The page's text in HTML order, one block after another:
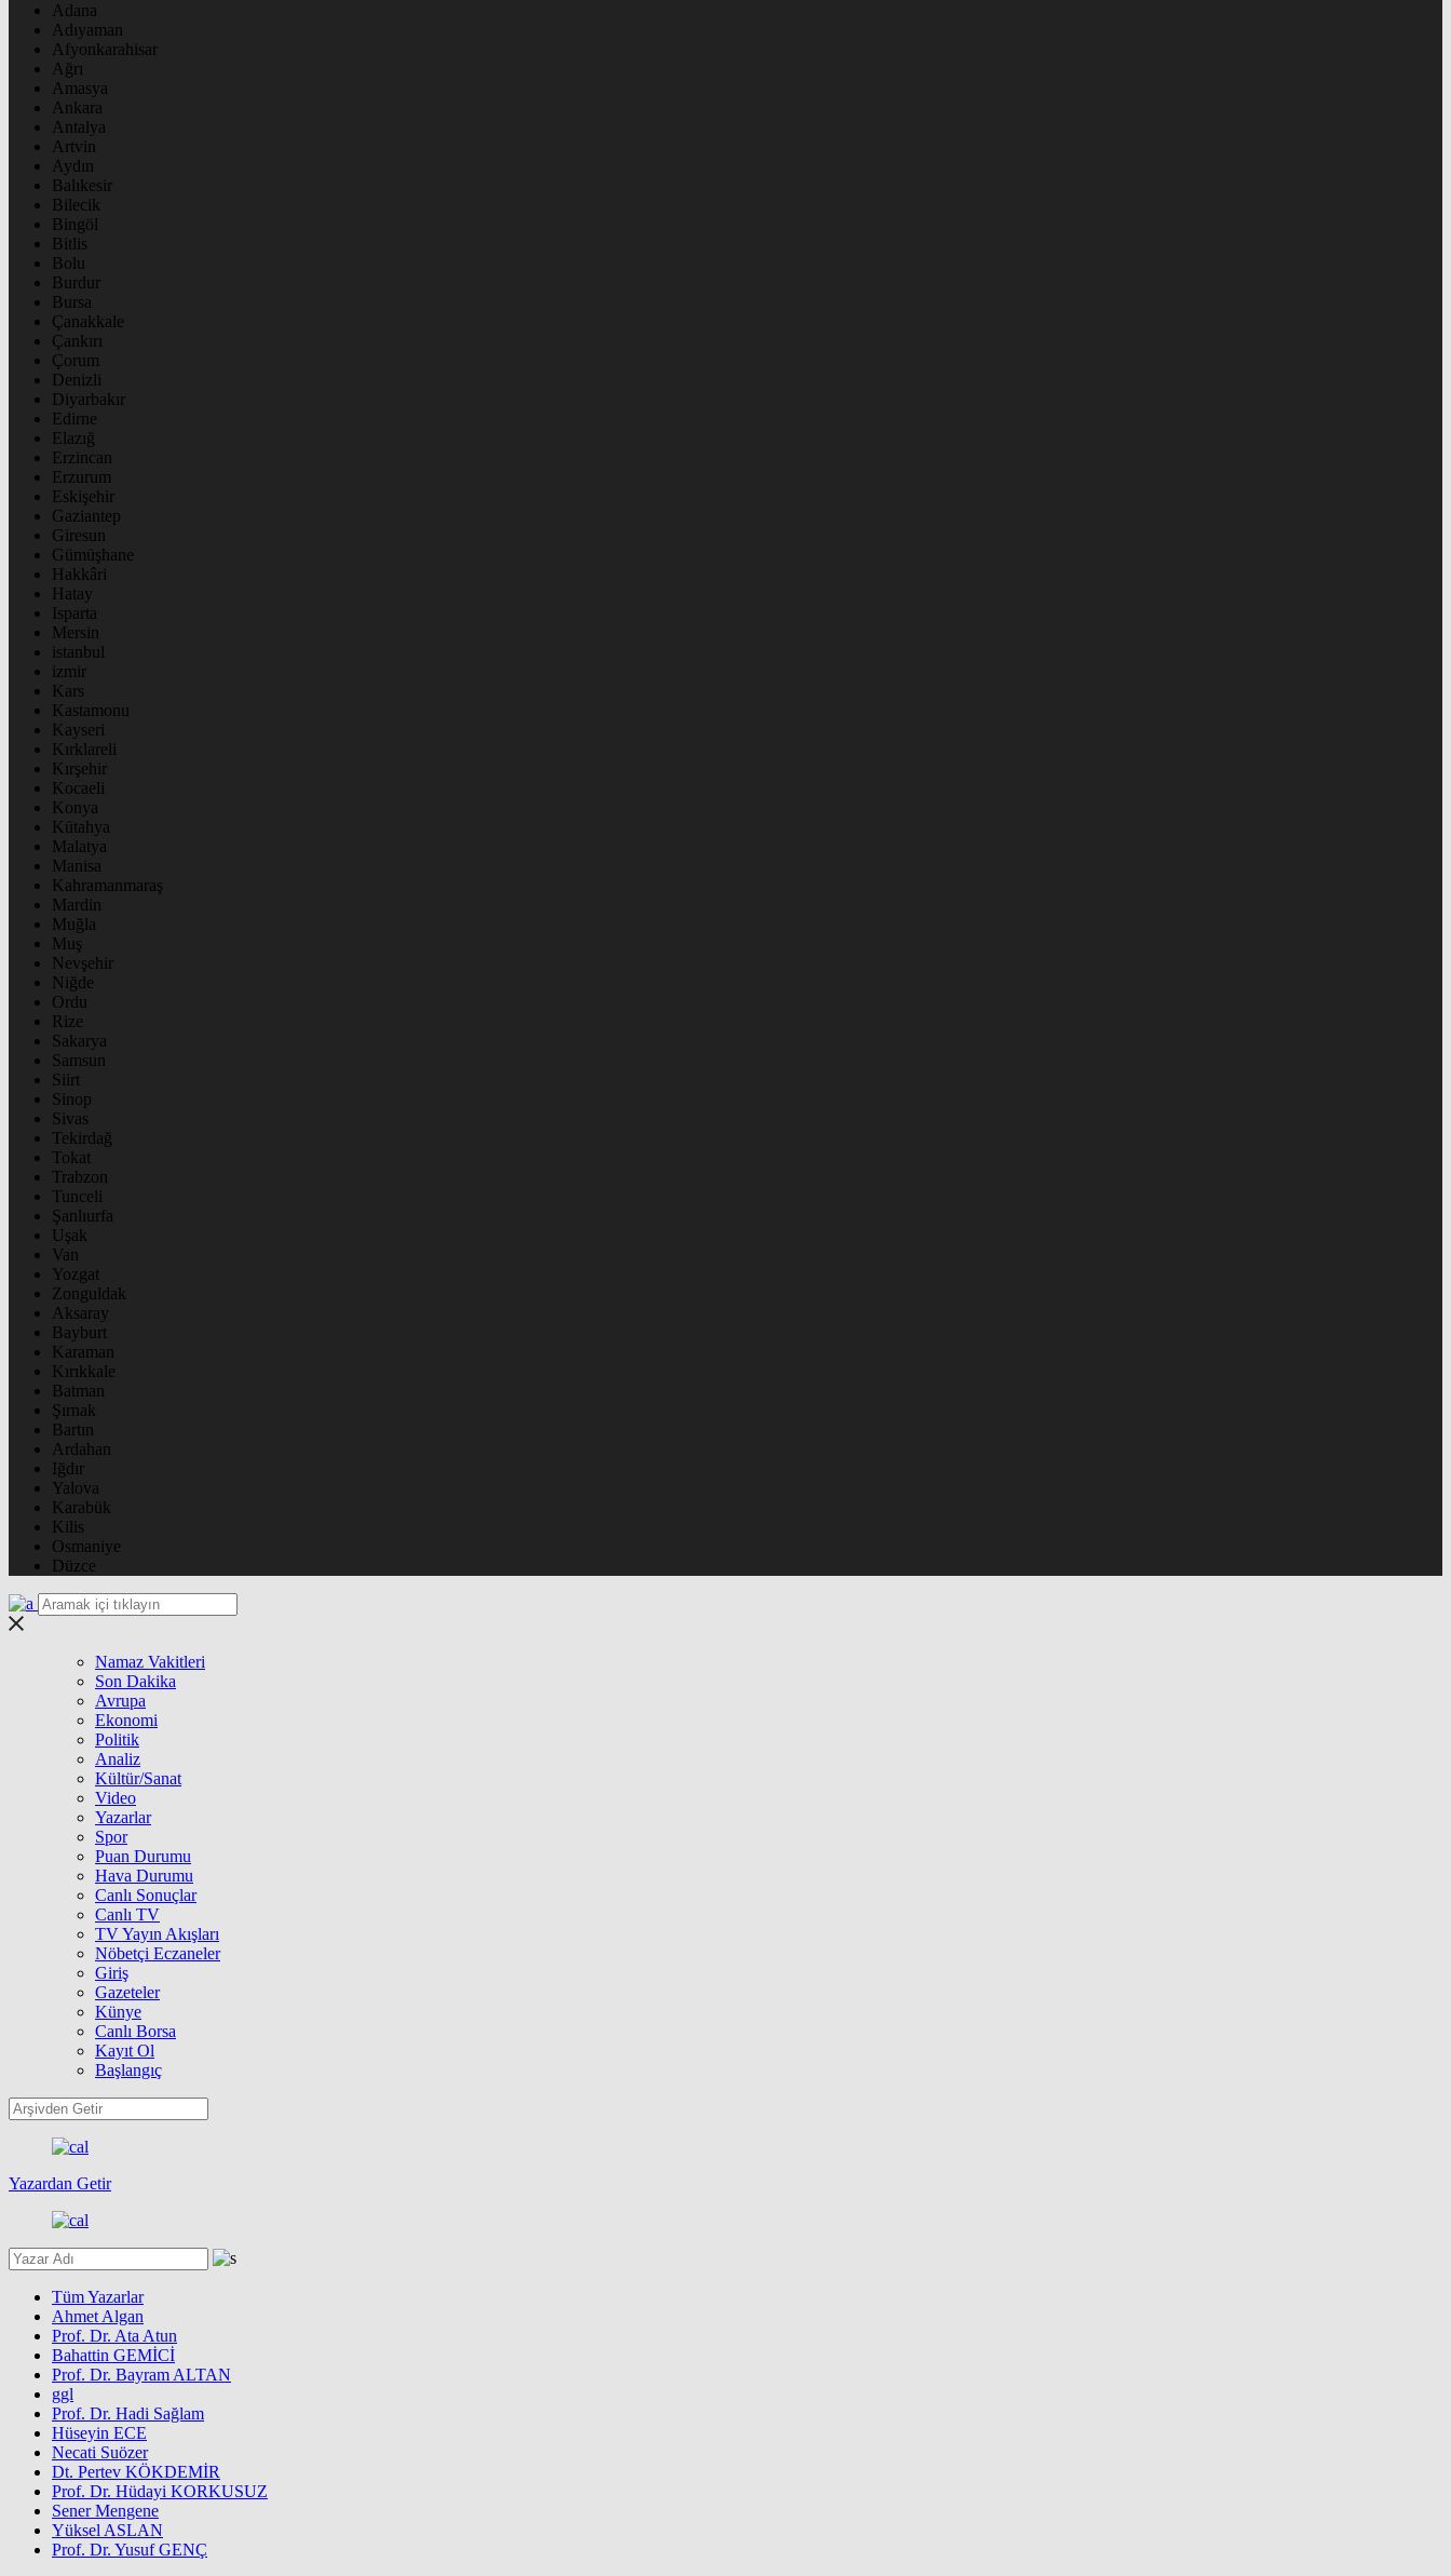
Adana
Adıyaman
Afyonkarahisar
Ağrı
Amasya
Ankara
Antalya
Artvin
Aydın
Balıkesir
Bilecik
Bingöl
Bitlis
Bolu
Burdur
Bursa
Çanakkale
Çankırı
Çorum
Denizli
Diyarbakır
Edirne
Elazığ
Erzincan
Erzurum
Eskişehir
Gaziantep
Giresun
Gümüşhane
Hakkâri
Hatay
Isparta
Mersin
istanbul
izmir
Kars
Kastamonu
Kayseri
Kırklareli
Kırşehir
Kocaeli
Konya
Kütahya
Malatya
Manisa
Kahramanmaraş
Mardin
Muğla
Muş
Nevşehir
Niğde
Ordu
Rize
Sakarya
Samsun
Siirt
Sinop
Sivas
Tekirdağ
Tokat
Trabzon
Tunceli
Şanlıurfa
Uşak
Van
Yozgat
Zonguldak
Aksaray
Bayburt
Karaman
Kırıkkale
Batman
Şırnak
Bartın
Ardahan
Iğdır
Yalova
Karabük
Kilis
Osmaniye
Düzce
Namaz Vakitleri
Son Dakika
Avrupa
Ekonomi
Politik
Analiz
Kültür/Sanat
Video
Yazarlar
Spor
Puan Durumu
Hava Durumu
Canlı Sonuçlar
Canlı TV
TV Yayın Akışları
Nöbetçi Eczaneler
Giriş
Gazeteler
Künye
Canlı Borsa
Kayıt Ol
Başlangıç
Yazardan Getir
Tüm Yazarlar
Ahmet Algan
Prof. Dr. Ata Atun
Bahattin GEMİCİ
Prof. Dr. Bayram ALTAN
ggl
Prof. Dr. Hadi Sağlam
Hüseyin ECE
Necati Suözer
Dt. Pertev KÖKDEMİR
Prof. Dr. Hüdayi KORKUSUZ
Sener Mengene
Yüksel ASLAN
Prof. Dr. Yusuf GENÇ